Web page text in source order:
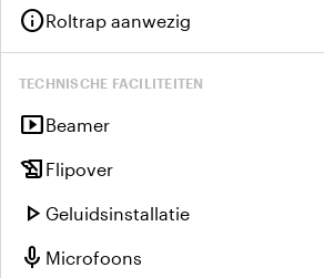
infoRoltrap aanwezig
TECHNISCHE FACILITEITEN
smart_displayBeamer
history_edu Flipover
play_arrow Geluidsinstallatie
mic Microfoons